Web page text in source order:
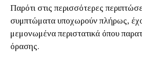
Παρότι στις περισσότερες
συμπτώματα υποχωρούν πλήρως,
μεμονωμένα περιστατικά όπου
όρασης.